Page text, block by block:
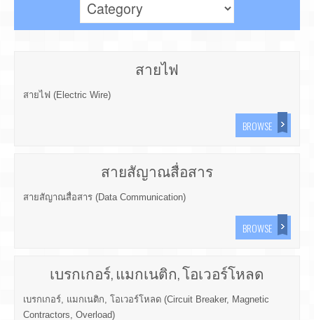
สายไฟ
สายไฟ (Electric Wire)
BROWSE
สายสัญาณสื่อสาร
สายสัญาณสื่อสาร (Data Communication)
BROWSE
เบรกเกอร์, แมกเนติก, โอเวอร์โหลด
เบรกเกอร์, แมกเนติก, โอเวอร์โหลด (Circuit Breaker, Magnetic
Contractors, Overload)